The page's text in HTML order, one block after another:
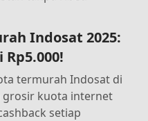
Indosat 2025:
termurah Indosat di
grosir kuota internet
setiap